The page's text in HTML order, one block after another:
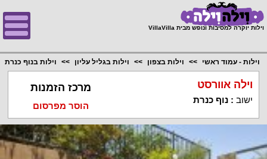
וילות יוקרה למסיבות ונופש מבית VillaVilla
וילות - עמוד ראשי וילות בצפון וילות בגליל עליון וילות בנוף כנרת
וילה אוורסט
ישוב :נוף כנרת
מרכז הזמנות
הוסר מפרסום